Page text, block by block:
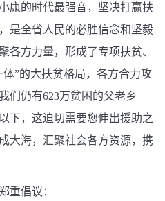
康的时代最强音，坚决打赢扶
是全省人民的必胜信念和坚毅
各方力量，形成了专项扶贫、
”的大扶贫格局，各方合力攻
们仍有623万贫困的父老乡
下，这迫切需要您伸出援助之
大海，汇聚社会各方资源，携
重倡议：